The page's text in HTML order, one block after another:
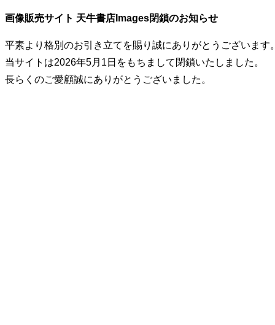
画像販売サイト 天牛書店Images閉鎖のお知らせ
平素より格別のお引き立てを賜り誠にありがとうございます
当サイトは2026年5月1日をもちまして閉鎖いたしました。
長らくのご愛顧誠にありがとうございました。